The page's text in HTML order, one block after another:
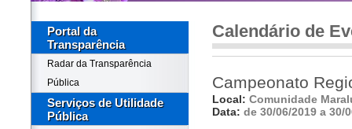
Portal da
Transparência
Radar da Transparência
Pública
Serviços de Utilidade
Pública
Calendário de
Campeonato
Local: Comunidade
Data: de 30/06/2019 a 30/